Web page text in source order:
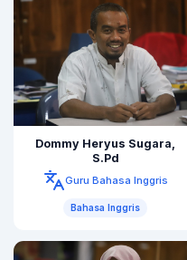
Dommy Heryus Sugara,
S.Pd
Guru Bahasa Inggris
Bahasa Inggris